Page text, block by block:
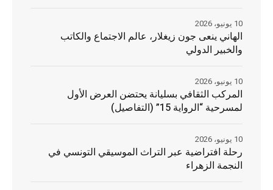
الهاني ينعى جون زيغلار، عالم الاجتماع والكاتب
والخبير الدولي
10 يونيو، 2026
المركب الثقافي بسليانة يحتضن العرض الأول
لمسرحية “الرواية 15” (التفاصيل)
10 يونيو، 2026
رحلة افتراضية عبر التراث الموسيقي التونسي في
النجمة الزهراء
10 يونيو، 2026